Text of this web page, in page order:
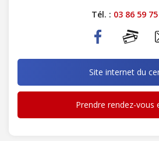
Tél. : 03 86 59
Site internet du
Prendre rendez-vous